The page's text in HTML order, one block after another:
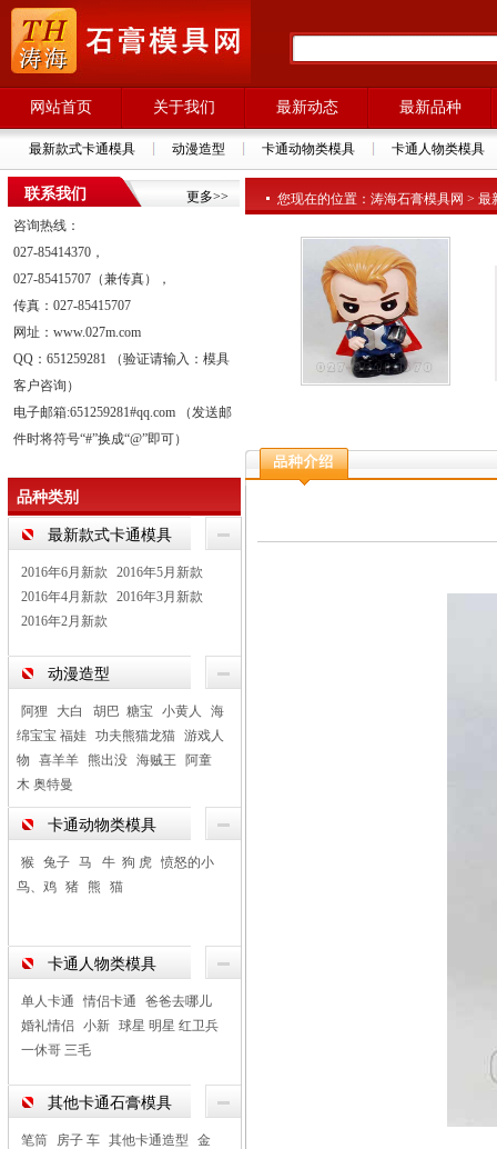
网站首页 关于我们 最新动态 最新品种
最新款式卡通模具 动漫造型 卡通动物类模具 卡通人物类模具
更多>>
联系我们
咨询热线：
027-85414370，
027-85415707（兼传真），
传真：027-85415707
网址：www.027m.com
QQ：651259281 （验证请输入：模具
客户咨询）
电子邮箱:651259281#qq.com （发送邮
件时将符号“#”换成“@”即可）
品种类别
最新款式卡通模具
2016年6月新款
2016年5月新款
2016年4月新款
2016年3月新款
2016年2月新款
动漫造型
阿狸 大白 胡巴 糖宝 小黄人
海
绵宝宝 福娃 功夫熊猫龙猫 游戏人
物
喜羊羊 熊出没 海贼王
阿童
木 奥特曼
卡通动物类模具
猴 兔子 马 牛 狗 虎 愤怒的小
鸟、鸡 猪 熊 猫
卡通人物类模具
单人卡通 情侣卡通
爸爸去哪儿
婚礼情侣
小新 球星 明星 红卫兵
一休哥 三毛
其他卡通石膏模具
笔筒 房子 车 其他卡通造型
金
您现在的位置：涛海石膏模具网 > 最